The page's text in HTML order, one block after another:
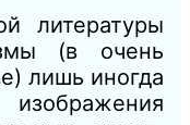
литературы
(в очень
лишь иногда